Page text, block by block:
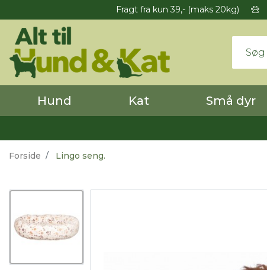
Fragt fra kun 39,- (maks 20kg)
Hund Kat Små dyr
Forside Lingo seng.